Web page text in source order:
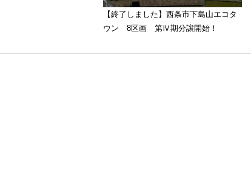
【終了しました】西条市下島山エコタ
ウン 8区画 第Ⅳ期分譲開始！